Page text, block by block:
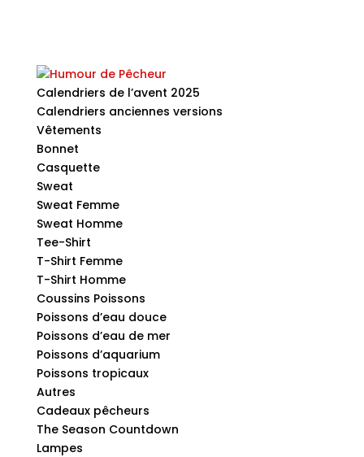
Calendriers de l’avent 2025
Calendriers anciennes versions
Vêtements
Bonnet
Casquette
Sweat
Sweat Femme
Sweat Homme
Tee-Shirt
T-Shirt Femme
T-Shirt Homme
Coussins Poissons
Poissons d’eau douce
Poissons d’eau de mer
Poissons d’aquarium
Poissons tropicaux
Autres
Cadeaux pêcheurs
The Season Countdown
Lampes